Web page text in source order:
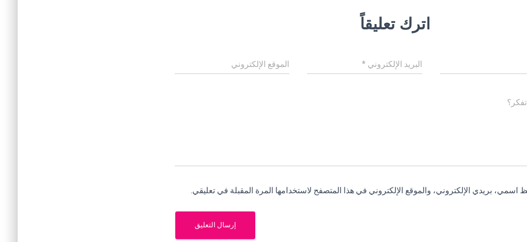
اترك تعليقاً
البريد الإلكتروني * الموقع الإلكتروني
اسمي، بريدي الإلكتروني، والموقع الإلكتروني في هذا المتصفح لاستخدامها المرة المقبلة في تعليقي.